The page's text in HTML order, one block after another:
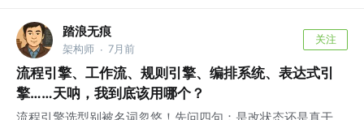
踏浪无痕
架构师 · 7月前
关注
流程引擎、工作流、规则引擎、编排系统、表达式引
擎……天呐，我到底该用哪个？